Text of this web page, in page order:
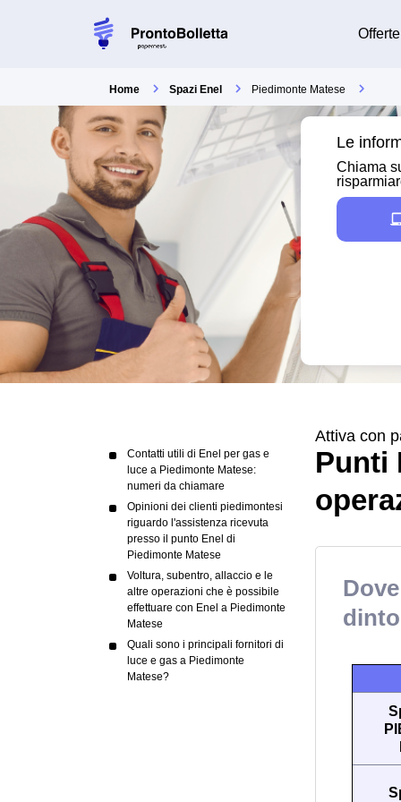
Offerte
Home Spazi Enel Piedimonte Matese
Le
Chiama
Contatti utili di Enel per gas e
luce a Piedimonte Matese:
numeri da chiamare
Opinioni dei clienti piedimontesi
riguardo l'assistenza ricevuta
presso il punto Enel di
Piedimonte Matese
Voltura, subentro, allaccio e le
altre operazioni che è possibile
effettuare con Enel a Piedimonte
Matese
Quali sono i principali fornitori di
luce e gas a Piedimonte
Matese?
Attiva con
Punti